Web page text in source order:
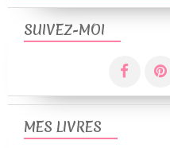
SUIVEZ-MOI
MES LIVRES